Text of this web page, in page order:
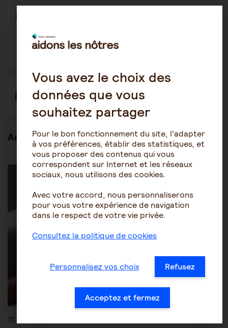
Partager l'article
Ouvrir
dans
fenêtre
Ouvrir
dans
fenêtre fenêtre
Créer une discussion à propos de l'article
Articles en lien
Être accompagné au quotidien Les soins
15 avril 2019
Vous avez le choix des
données que vous
souhaitez partager
Pour le bon fonctionnement du site, l'adapter
à vos préférences, établir des statistiques, et
vous proposer des contenus qui vous
correspondent sur Internet et les réseaux
sociaux, nous utilisons des cookies.
Avec votre accord, nous personnaliserons
pour vous votre expérience de navigation
dans le respect de votre vie privée.
Consultez la politique de cookies
Personnalisez vos choix Refusez
Acceptez et fermez